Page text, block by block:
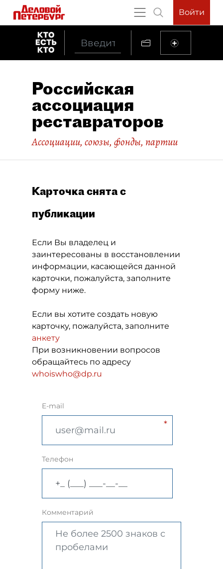
Войти
Российская
ассоциация
реставраторов
Ассоциации, союзы, фонды, партии
Карточка снята с
публикации
Если Вы владелец и
заинтересованы в восстановлении
информации, касающейся данной
карточки, пожалуйста, заполните
форму ниже.
Если вы хотите создать новую
карточку, пожалуйста, заполните
анкету
При возникновении вопросов
обращайтесь по адресу
whoiswho@dp.ru
E-mail
Телефон
Комментарий